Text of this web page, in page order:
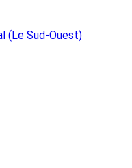
(Le Sud-Ouest)